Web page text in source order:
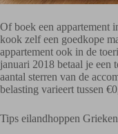
Of boek een appartement
kook zelf een goedkope
appartement ook in de
januari 2018 betaal je een
aantal sterren van de
belasting varieert tussen
Tips eilandhoppen